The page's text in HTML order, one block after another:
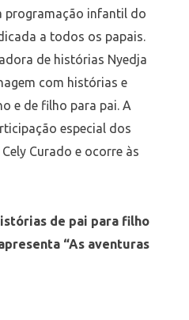
programação infantil do
a todos os papais.
de histórias Nyedja
com histórias e
e de filho para pai. A
especial dos
Curado e ocorre às
de pai para filho
“As aventuras